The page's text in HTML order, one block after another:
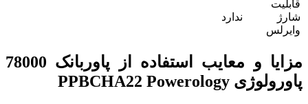
قابلیت
شارژ
وایرلس
ندارد
مزایا و معایب استفاده از پاوربانک 78000
پاورولوژی PPBCHA22 Powerology